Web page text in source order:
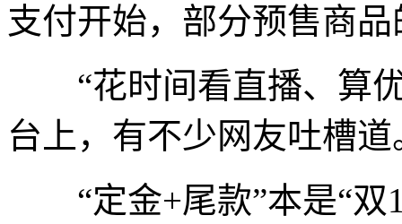
支付开始，部分预售商
“花时间看直播、算优
台上，有不少网友吐槽道
“定金+尾款”本是“双